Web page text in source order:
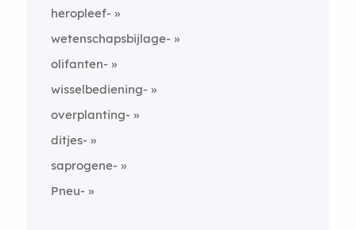
heropleef-
wetenschapsbijlage-
olifanten-
wisselbediening-
overplanting-
ditjes-
saprogene-
Pneu-